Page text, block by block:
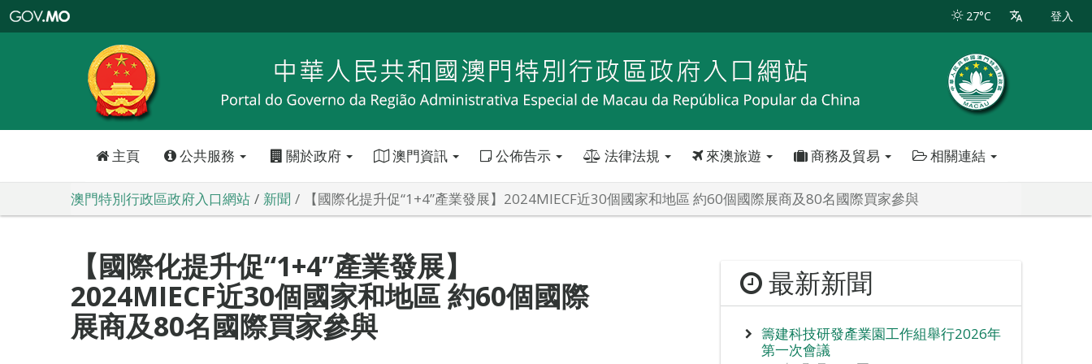
特
政
區
政
口
27°C 登入
主頁 公共服務 關於政府 澳門資訊 公佈告示 法律法規 來澳旅遊 商務及貿易 相關連結
澳門特別行政區政府入口網站 新聞 【國際化提升促“1+4”產業發展】2024MIECF近30個國家和地區 約60個國際展商及80名國際買家參與
【國際化提升促“1+4”產業發展】
2024MIECF近30個國家和地區 約60個國際
展商及80名國際買家參與
最新新聞
籌建科技研發產業園工作組舉行2026年
第一次會議